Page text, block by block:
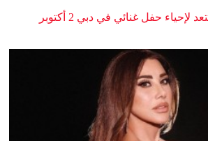
حفل غنائي في دبي 2 أكتوبر